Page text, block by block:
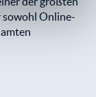
sowohl Online-